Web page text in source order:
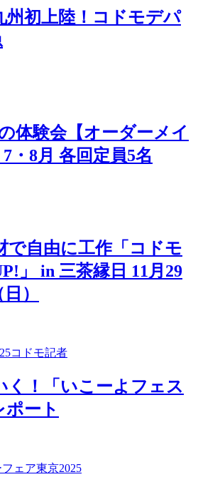
州初上陸！コドモデパ
体験会【オーダーメイ
・8月 各回定員5名
で自由に工作「コドモ
」 in 三茶縁日 11月29
）
く！「いこーよフェス
ポート